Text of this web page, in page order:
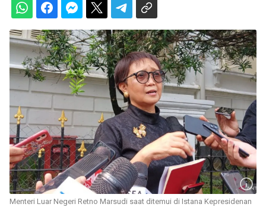
Menteri Luar Negeri Retno Marsudi saat ditemui di Istana Kepresidenan